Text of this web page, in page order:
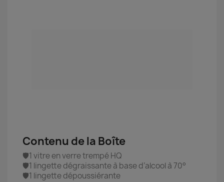
Contenu de la Boîte
🛡️1 vitre en verre trempé HQ
🛡️1 lingette dégraissante à base d’alcool à 70°
🛡️1 lingette dépoussiérante